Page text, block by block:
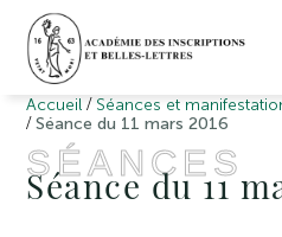
Accueil / Séances et
/Séance du 11 mars 2016
SÉANCES
Séance du 11